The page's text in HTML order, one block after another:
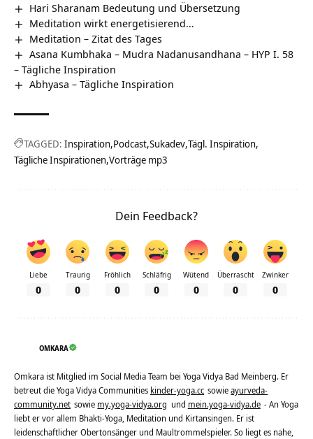
Hari Sharanam Bedeutung und Übersetzung
Meditation wirkt energetisierend…
Meditation – Zitat des Tages
Asana Kumbhaka – Mudra Nadanusandhana – HYP I. 58
– Tägliche Inspiration
Abhyasa – Tägliche Inspiration
TAGGED: Inspiration Podcast Sukadev Tägl. Inspiration
Tägliche Inspirationen Vorträge mp3
Dein Feedback?
Liebe
0
Traurig
0
Fröhlich
0
Schläfrig
0
Wütend
0
Überrascht
0
Zwinker
0
OMKARA
Omkara ist Mitglied im Social Media Team bei Yoga Vidya Bad Meinberg. Er
betreut die Yoga Vidya Communities kinder-yoga.cc sowieayurveda-
community.net sowie my.yoga-vidya.org und mein.yoga-vidya.de - An Yoga
liebt er vor allem Bhakti-Yoga, Meditation und Kirtansingen. Er ist
leidenschaftlicher Obertonsänger und Maultrommelspieler. So liegt es nahe,